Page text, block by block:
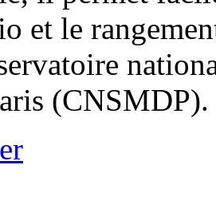
et le
(CNSMDP).